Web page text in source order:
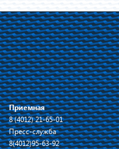
Приемная
8 (4012) 21-65-01
Пресс-служба
8(4012)95-63-92